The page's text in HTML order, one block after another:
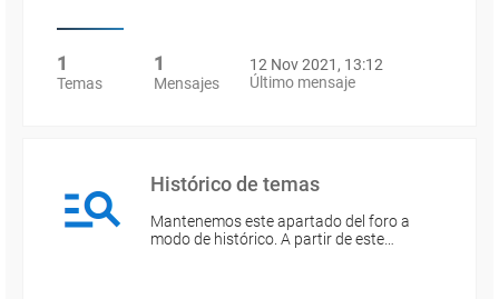
1
Temas
1
Mensajes
12 Nov 2021, 13:12
Último mensaje
Histórico de temas
Mantenemos este apartado del foro a
modo de histórico. A partir de este…